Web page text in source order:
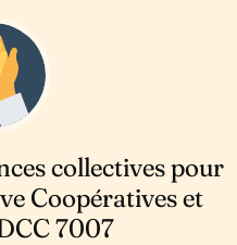
collectives pour
Coopératives et
7007